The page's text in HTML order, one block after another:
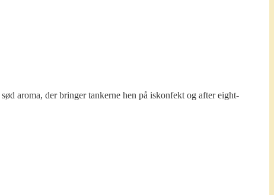
aroma, der bringer tankerne hen på iskonfekt og after eight-